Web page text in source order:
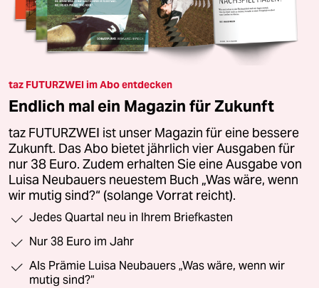
taz FUTURZWEI im Abo entdecken
Endlich mal ein Magazin für Zukunft
taz FUTURZWEI ist unser Magazin für eine bessere
Zukunft. Das Abo bietet jährlich vier Ausgaben für
nur 38 Euro. Zudem erhalten Sie eine Ausgabe von
Luisa Neubauers neuestem Buch „Was wäre, wenn
wir mutig sind?“ (solange Vorrat reicht).
Jedes Quartal neu in Ihrem Briefkasten
Nur 38 Euro im Jahr
Als Prämie Luisa Neubauers „Was wäre, wenn wir
mutig sind?“